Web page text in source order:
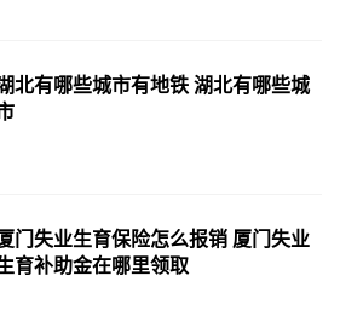
北有哪些城市有地铁 湖北有哪些城
门失业生育保险怎么报销 厦门失业
育补助金在哪里领取